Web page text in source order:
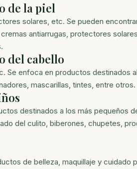
de la piel
solares, etc. Se pueden
antiarrugas, protectores
del cabello
Se enfoca en productos destinados
mascarillas, tintes, entre otros.
destinados a los más pequeños
del culito, biberones, chupetes,
de belleza, maquillaje y cuidado